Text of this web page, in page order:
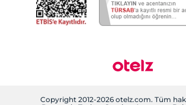
Aydınlatma metni
Çerez politikamız
Copyright 2012-2026 otelz.com. Tüm